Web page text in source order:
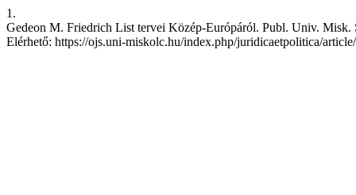
1.
Gedeon M. Friedrich List tervei Közép-Európáról. Publ. Univ. Misk.
Elérhető: https://ojs.uni-miskolc.hu/index.php/juridicaetpolitica/